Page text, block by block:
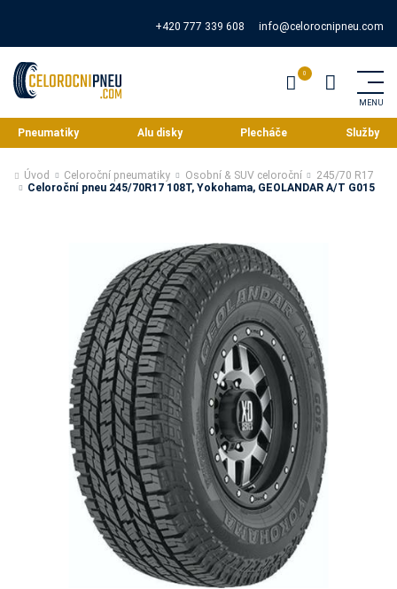
+420 777 339 608 info@celorocnipneu.com
Pneumatiky Alu disky Plecháče Služby
Úvod Celoroční pneumatiky Osobní & SUV celoroční
245/70 R17
Celoroční pneu 245/70R17 108T, Yokohama, GEOLANDAR A/T G015